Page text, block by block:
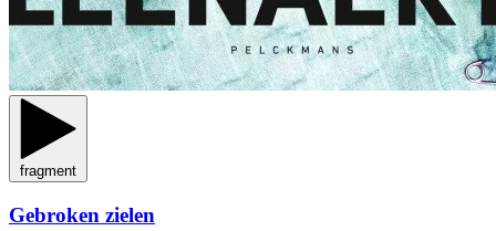
fragment
Gebroken zielen